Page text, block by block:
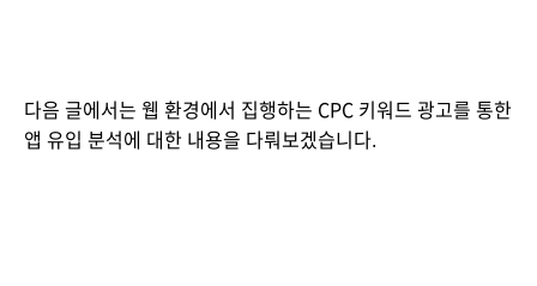
다음 글에서는 웹 환경에서 집행하는 CPC 키워드 광고를 통한
앱 유입 분석에 대한 내용을 다뤄보겠습니다.